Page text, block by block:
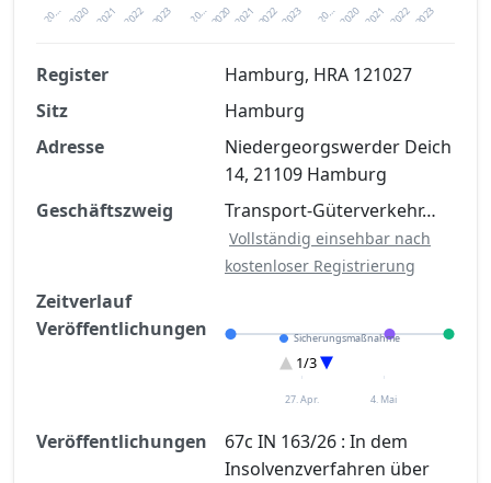
20… 2021 2023
2020 2022 20… 2021 2023
2020 2022 20… 2021 2023
2020 2022
Finanzkennzahlen nach kostenloser
Registrierung verfügbar
Jetzt kostenlos registrieren
Register
Hamburg, HRA 121027
Sitz
Hamburg
Adresse
Niedergeorgswerder Deich
14, 21109 Hamburg
Geschäftszweig
Transport-Güterverkehr…
Vollständig einsehbar nach
kostenloser Registrierung
Zeitverlauf
Veröffentlichungen
Sicherungsmaßnahme
Eröffnung
Restschuldbefreiung
1/3
27. Apr. 4. Mai
Veröffentlichungen
67c IN 163/26 : In dem
Insolvenzverfahren über